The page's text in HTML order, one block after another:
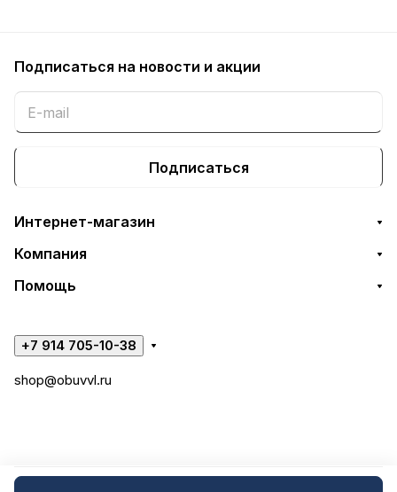
Подписаться на новости и акции
Подписаться
Интернет-магазин
Компания
Помощь
+7 914 705-10-38
shop@obuvvl.ru